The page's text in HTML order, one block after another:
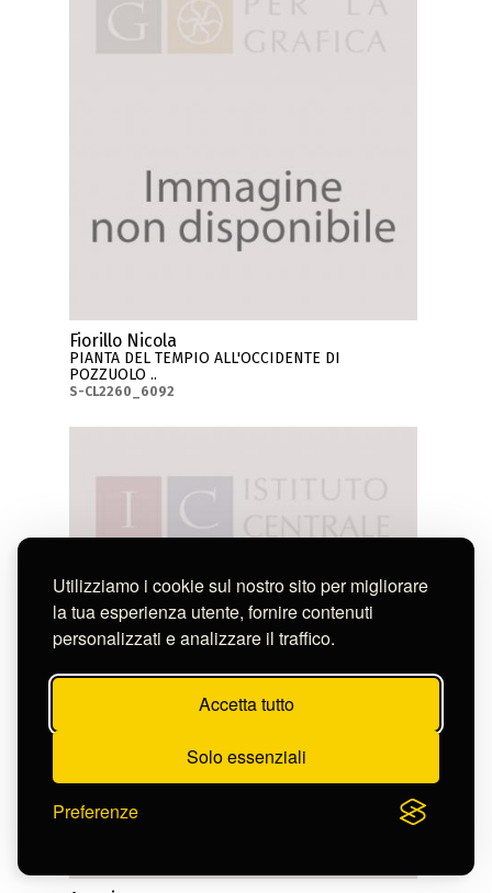
Utilizziamo i cookie sul nostro sito per migliorare
la tua esperienza utente, fornire contenuti
personalizzati e analizzare il traffico.
Accetta tutto
Solo essenziali
Preferenze
Fiorillo Nicola
PIANTA DEL TEMPIO ALL'OCCIDENTE DI
POZZUOLO ..
S-CL2260_6092